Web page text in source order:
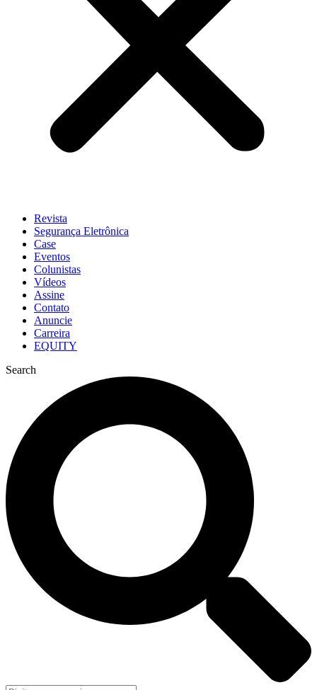
Revista
Segurança Eletrônica
Case
Eventos
Colunistas
Vídeos
Assine
Contato
Anuncie
Carreira
EQUITY
Search